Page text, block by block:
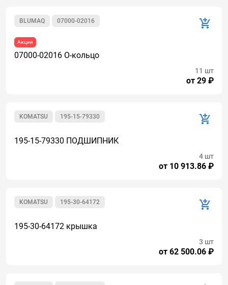
07000-02016
BLUMAQ
Акция
07000-02016 О-кольцо
от 29 ₽
11 шт
195-15-79330
KOMATSU
195-15-79330 ПОДШИПНИК
от 10 913.86 ₽
4 шт
195-30-64172
KOMATSU
195-30-64172 крышка
от 62 500.06 ₽
3 шт